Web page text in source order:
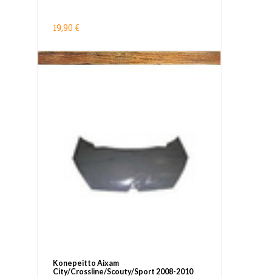
19,90 €
Konepeitto Aixam
City/Crossline/Scouty/Sport 2008-2010